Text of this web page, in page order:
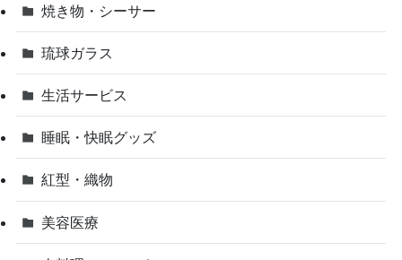
焼き物・シーサー
琉球ガラス
生活サービス
睡眠・快眠グッズ
紅型・織物
美容医療